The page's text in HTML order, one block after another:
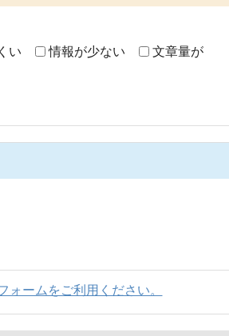
い 情報が少ない
文章量が
ームをご利用ください。